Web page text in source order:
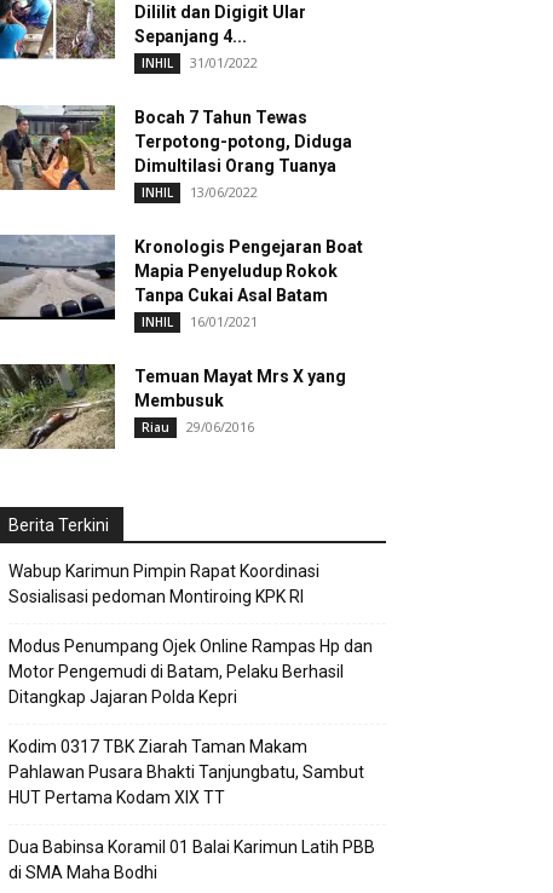
Dililit dan Digigit Ular
Sepanjang 4...
INHIL 31/01/2022
Bocah 7 Tahun Tewas
Terpotong-potong, Diduga
Dimultilasi Orang Tuanya
INHIL 13/06/2022
Kronologis Pengejaran Boat
Mapia Penyeludup Rokok
Tanpa Cukai Asal Batam
INHIL 16/01/2021
Temuan Mayat Mrs X yang
Membusuk
Riau 29/06/2016
Berita Terkini
Wabup Karimun Pimpin Rapat Koordinasi
Sosialisasi pedoman Montiroing KPK RI
Modus Penumpang Ojek Online Rampas Hp dan
Motor Pengemudi di Batam, Pelaku Berhasil
Ditangkap Jajaran Polda Kepri
Kodim 0317 TBK Ziarah Taman Makam
Pahlawan Pusara Bhakti Tanjungbatu, Sambut
HUT Pertama Kodam XIX TT
Dua Babinsa Koramil 01 Balai Karimun Latih PBB
di SMA Maha Bodhi